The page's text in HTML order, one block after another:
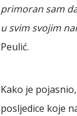
primoran sam
u svim svojim
Peulić.
Kako je
posljedice koje